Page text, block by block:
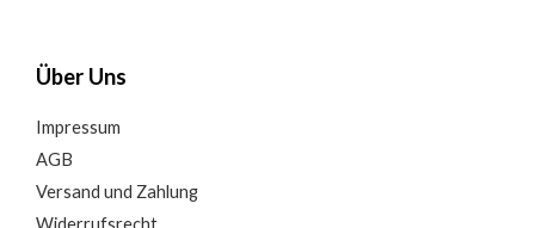
Über Uns
Impressum
AGB
Versand und Zahlung
Widerrufsrecht